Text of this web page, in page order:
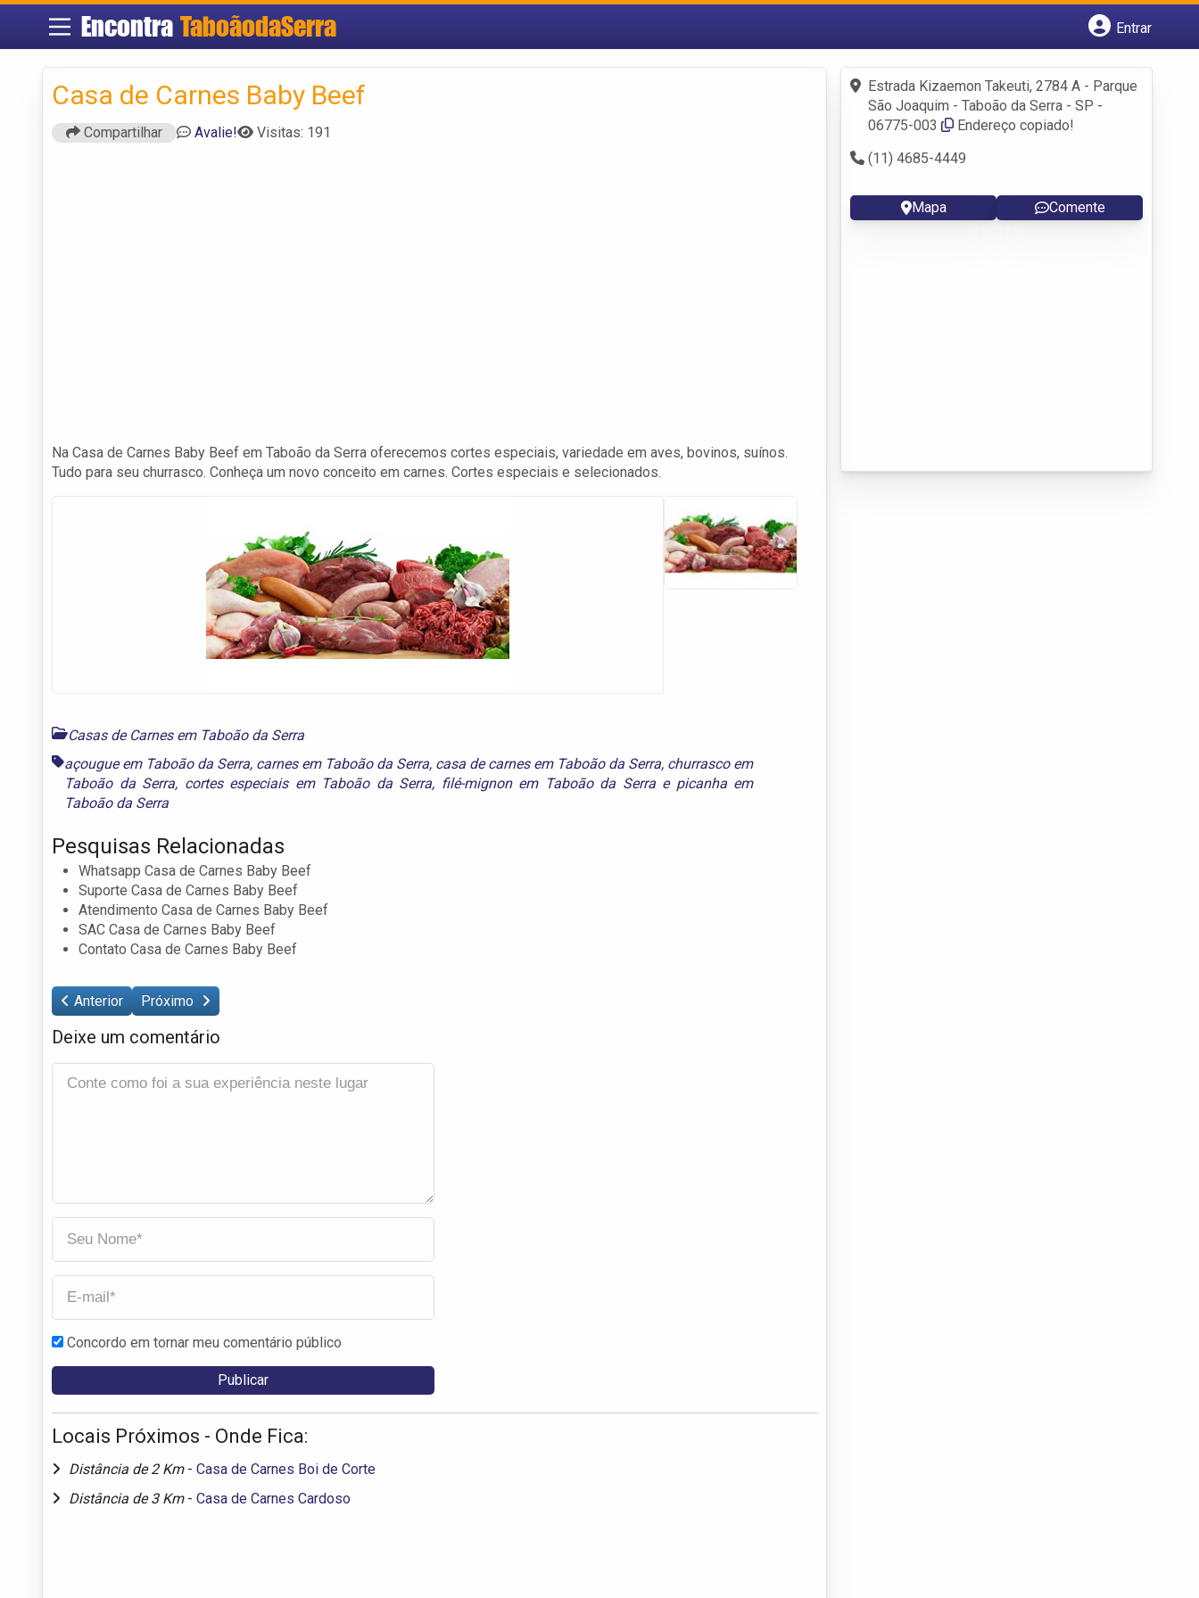
Encontra TaboãodaSerra
Entrar
Fazer login
Criar conta
Casa de Carnes Baby Beef
Compartilhar Avalie! Visitas: 191
Na Casa de Carnes Baby Beef em Taboão da Serra oferecemos cortes especiais, variedade em aves, bovinos, suínos.
Tudo para seu churrasco. Conheça um novo conceito em carnes. Cortes especiais e selecionados.
Casas de Carnes em Taboão da Serra
açougue em Taboão da Serra, carnes em Taboão da Serra, casa de carnes em Taboão da Serra, churrasco em
Taboão da Serra, cortes especiais em Taboão da Serra, filé-mignon em Taboão da Serrae picanha em
Taboão da Serra
Pesquisas Relacionadas
Whatsapp Casa de Carnes Baby Beef
Suporte Casa de Carnes Baby Beef
Atendimento Casa de Carnes Baby Beef
SAC Casa de Carnes Baby Beef
Contato Casa de Carnes Baby Beef
Anterior Próximo
Deixe um comentário
Concordo em tornar meu comentário público
Locais Próximos - Onde Fica:
Distância de 2 Km - Casa de Carnes Boi de Corte
Distância de 3 Km - Casa de Carnes Cardoso
Estrada Kizaemon Takeuti, 2784 A - Parque
São Joaquim - Taboão da Serra - SP -
06775-003
Endereço copiado!
(11) 4685-4449
Mapa Comente